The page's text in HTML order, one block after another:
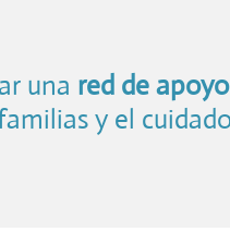
una red de
y el